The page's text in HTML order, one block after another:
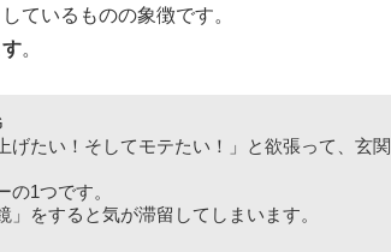
ているものの象徴です。
げたい！そしてモテたい！」と欲張って、玄関
1つです。
をすると気が滞留してしまいます。